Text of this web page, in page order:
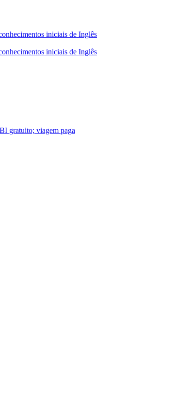
iniciais de Inglês
iniciais de Inglês
gratuito; viagem paga